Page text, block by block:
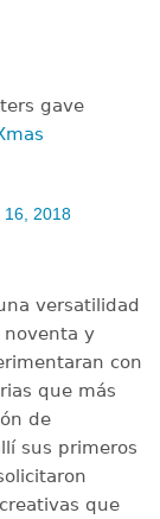
gave
16, 2018
versatilidad
noventa y
con
que más
de
sus primeros
que